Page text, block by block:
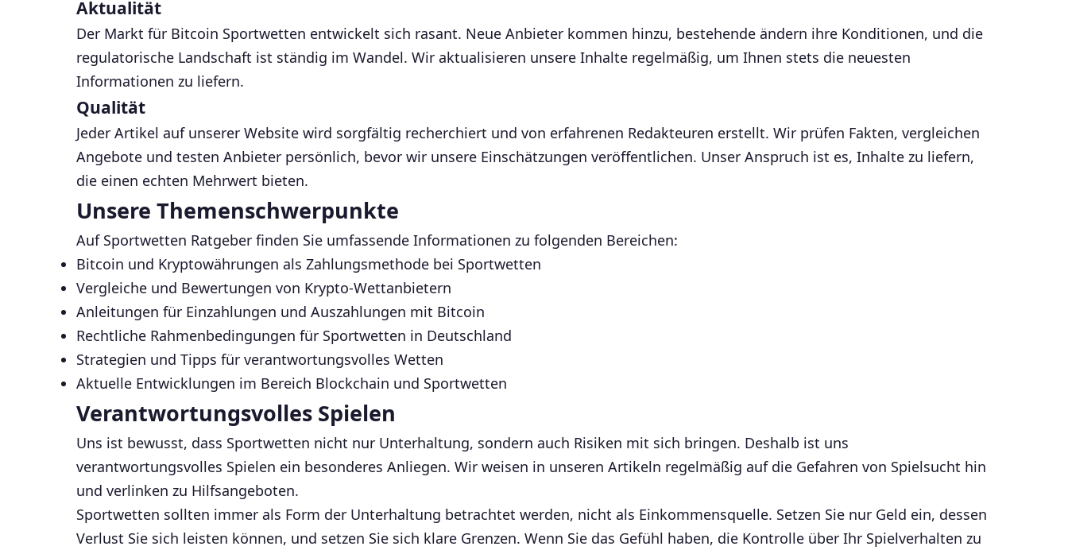
Aktualität
Der Markt für Bitcoin Sportwetten entwickelt sich rasant. Neue Anbieter kommen hinzu, bestehende ändern ihre Konditionen, und die
regulatorische Landschaft ist ständig im Wandel. Wir aktualisieren unsere Inhalte regelmäßig, um Ihnen stets die neuesten
Informationen zu liefern.
Qualität
Jeder Artikel auf unserer Website wird sorgfältig recherchiert und von erfahrenen Redakteuren erstellt. Wir prüfen Fakten, vergleichen
Angebote und testen Anbieter persönlich, bevor wir unsere Einschätzungen veröffentlichen. Unser Anspruch ist es, Inhalte zu liefern,
die einen echten Mehrwert bieten.
Unsere Themenschwerpunkte
Auf Sportwetten Ratgeber finden Sie umfassende Informationen zu folgenden Bereichen:
Bitcoin und Kryptowährungen als Zahlungsmethode bei Sportwetten
Vergleiche und Bewertungen von Krypto-Wettanbietern
Anleitungen für Einzahlungen und Auszahlungen mit Bitcoin
Rechtliche Rahmenbedingungen für Sportwetten in Deutschland
Strategien und Tipps für verantwortungsvolles Wetten
Aktuelle Entwicklungen im Bereich Blockchain und Sportwetten
Verantwortungsvolles Spielen
Uns ist bewusst, dass Sportwetten nicht nur Unterhaltung, sondern auch Risiken mit sich bringen. Deshalb ist uns
verantwortungsvolles Spielen ein besonderes Anliegen. Wir weisen in unseren Artikeln regelmäßig auf die Gefahren von Spielsucht hin
und verlinken zu Hilfsangeboten.
Sportwetten sollten immer als Form der Unterhaltung betrachtet werden, nicht als Einkommensquelle. Setzen Sie nur Geld ein, dessen
Verlust Sie sich leisten können, und setzen Sie sich klare Grenzen. Wenn Sie das Gefühl haben, die Kontrolle über Ihr Spielverhalten zu